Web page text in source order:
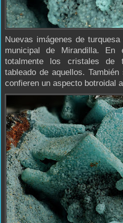
Nuevas imágenes de
municipal de Mirandilla. En
totalmente los cristales de
tableado de aquellos.
confieren un aspecto botroidal